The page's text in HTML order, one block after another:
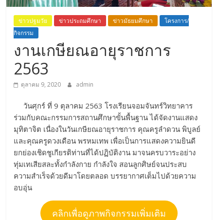
ข่าวปฐมวัย ข่าวประถมศึกษา ข่าวมัธยมศึกษา
โครงการ/
กิจกรรม
งานเกษียณอายุราชการ
2563
ตุลาคม 9, 2020 admin
วันศุกร์ ที่ 9 ตุลาคม 2563 โรงเรียนจอมจันทร์วิทยาคาร
ร่วมกับคณะกรรมการสถานศึกษาขั้นพื้นฐาน ได้จัดงานแสดง
มุทิตาจิต เนื่องในวันเกษียณอายุราชการ คุณครูลำดวน พิบูลย์
และคุณครูดวงเดือน พรหมเทพ เพื่อเป็นการแสดงความยินดี
ยกย่องเชิดชูเกียรติท่านที่ได้ปฏิบัติงาน มาจนครบวาระอย่าง
ทุ่มเทเสียสละทั้งกำลังกาย กำลังใจ สอนลูกศิษย์จนประสบ
ความสำเร็จด้วยดีมาโดยตลอด บรรยากาศเต็มไปด้วยความ
อบอุ่น
คลิกเพื่อดูภาพกิจกรรมเพิ่มเติม